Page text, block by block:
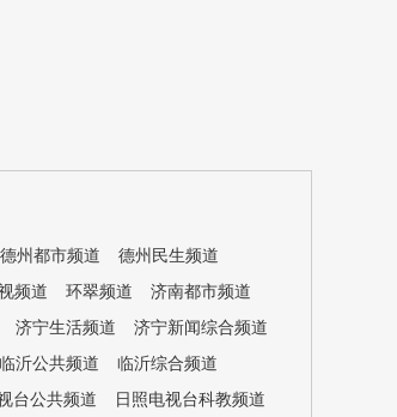
德州都市频道
德州民生频道
频道 环翠频道
济南都市频道
济宁生活频道
济宁新闻综合频道
临沂公共频道
临沂综合频道
台公共频道
日照电视台科教频道